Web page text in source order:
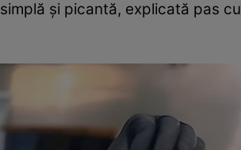
simplă și picantă, explicată pas cu